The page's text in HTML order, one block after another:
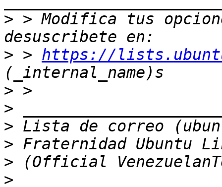
> > Modifica tus
> > https://
>
>
>
>
>
>